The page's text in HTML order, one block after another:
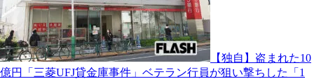
【独自】盗まれた10
億円「三菱UFJ貸金庫事件」ベテラン行員が狙い撃ちした「1